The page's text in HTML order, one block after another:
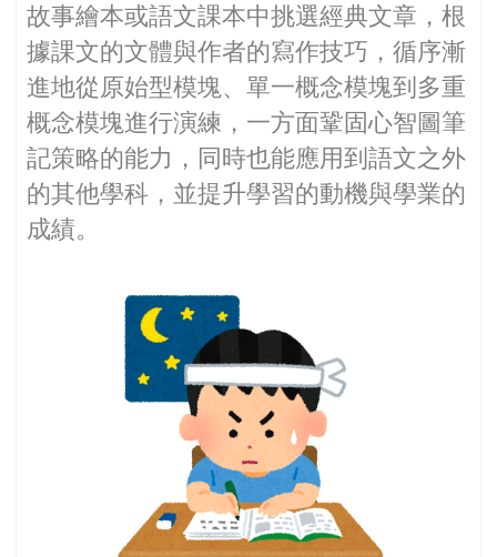
故事繪本或語文課本中挑選經典文章，根
據課文的文體與作者的寫作技巧，循序漸
進地從原始型模塊、單一概念模塊到多重
概念模塊進行演練，一方面鞏固心智圖筆
記策略的能力，同時也能應用到語文之外
的其他學科，並提升學習的動機與學業的
成績。